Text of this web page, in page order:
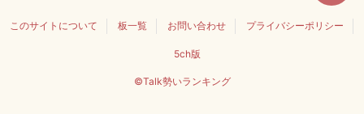
このサイトについて 板一覧 お問い合わせ プライバシーポリシー
5ch版
©Talk勢いランキング